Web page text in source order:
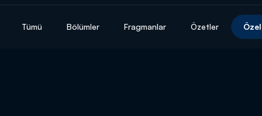
Tümü Bölümler Fragmanlar Özetler